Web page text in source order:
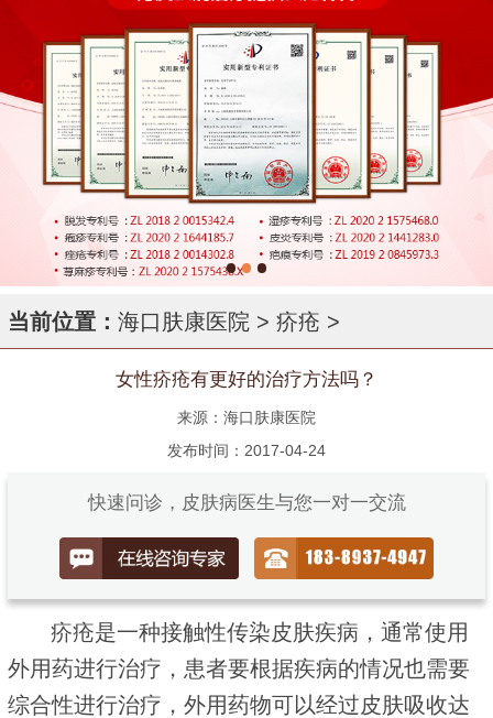
当前位置： 海口肤康医院 > 疥疮 >
女性疥疮有更好的治疗方法吗？
来源：海口肤康医院
发布时间：2017-04-24
快速问诊，皮肤病医生与您一对一交流
疥疮是一种接触性传染皮肤疾病，通常使用
外用药进行治疗，患者要根据疾病的情况也需要
综合性进行治疗，外用药物可以经过皮肤吸收达